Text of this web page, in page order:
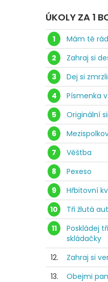
ÚKOLY ZA 1
1
Mám tě
2
Zahraj si
3
Dej si
4
Písmenka
5
Originální
6
7
Věštba
8
Pexeso
9
Hřbitovní
10
Tři žlutá
11
Poskládej
skládačky
12.
Zahraj si
13.
Obejmi